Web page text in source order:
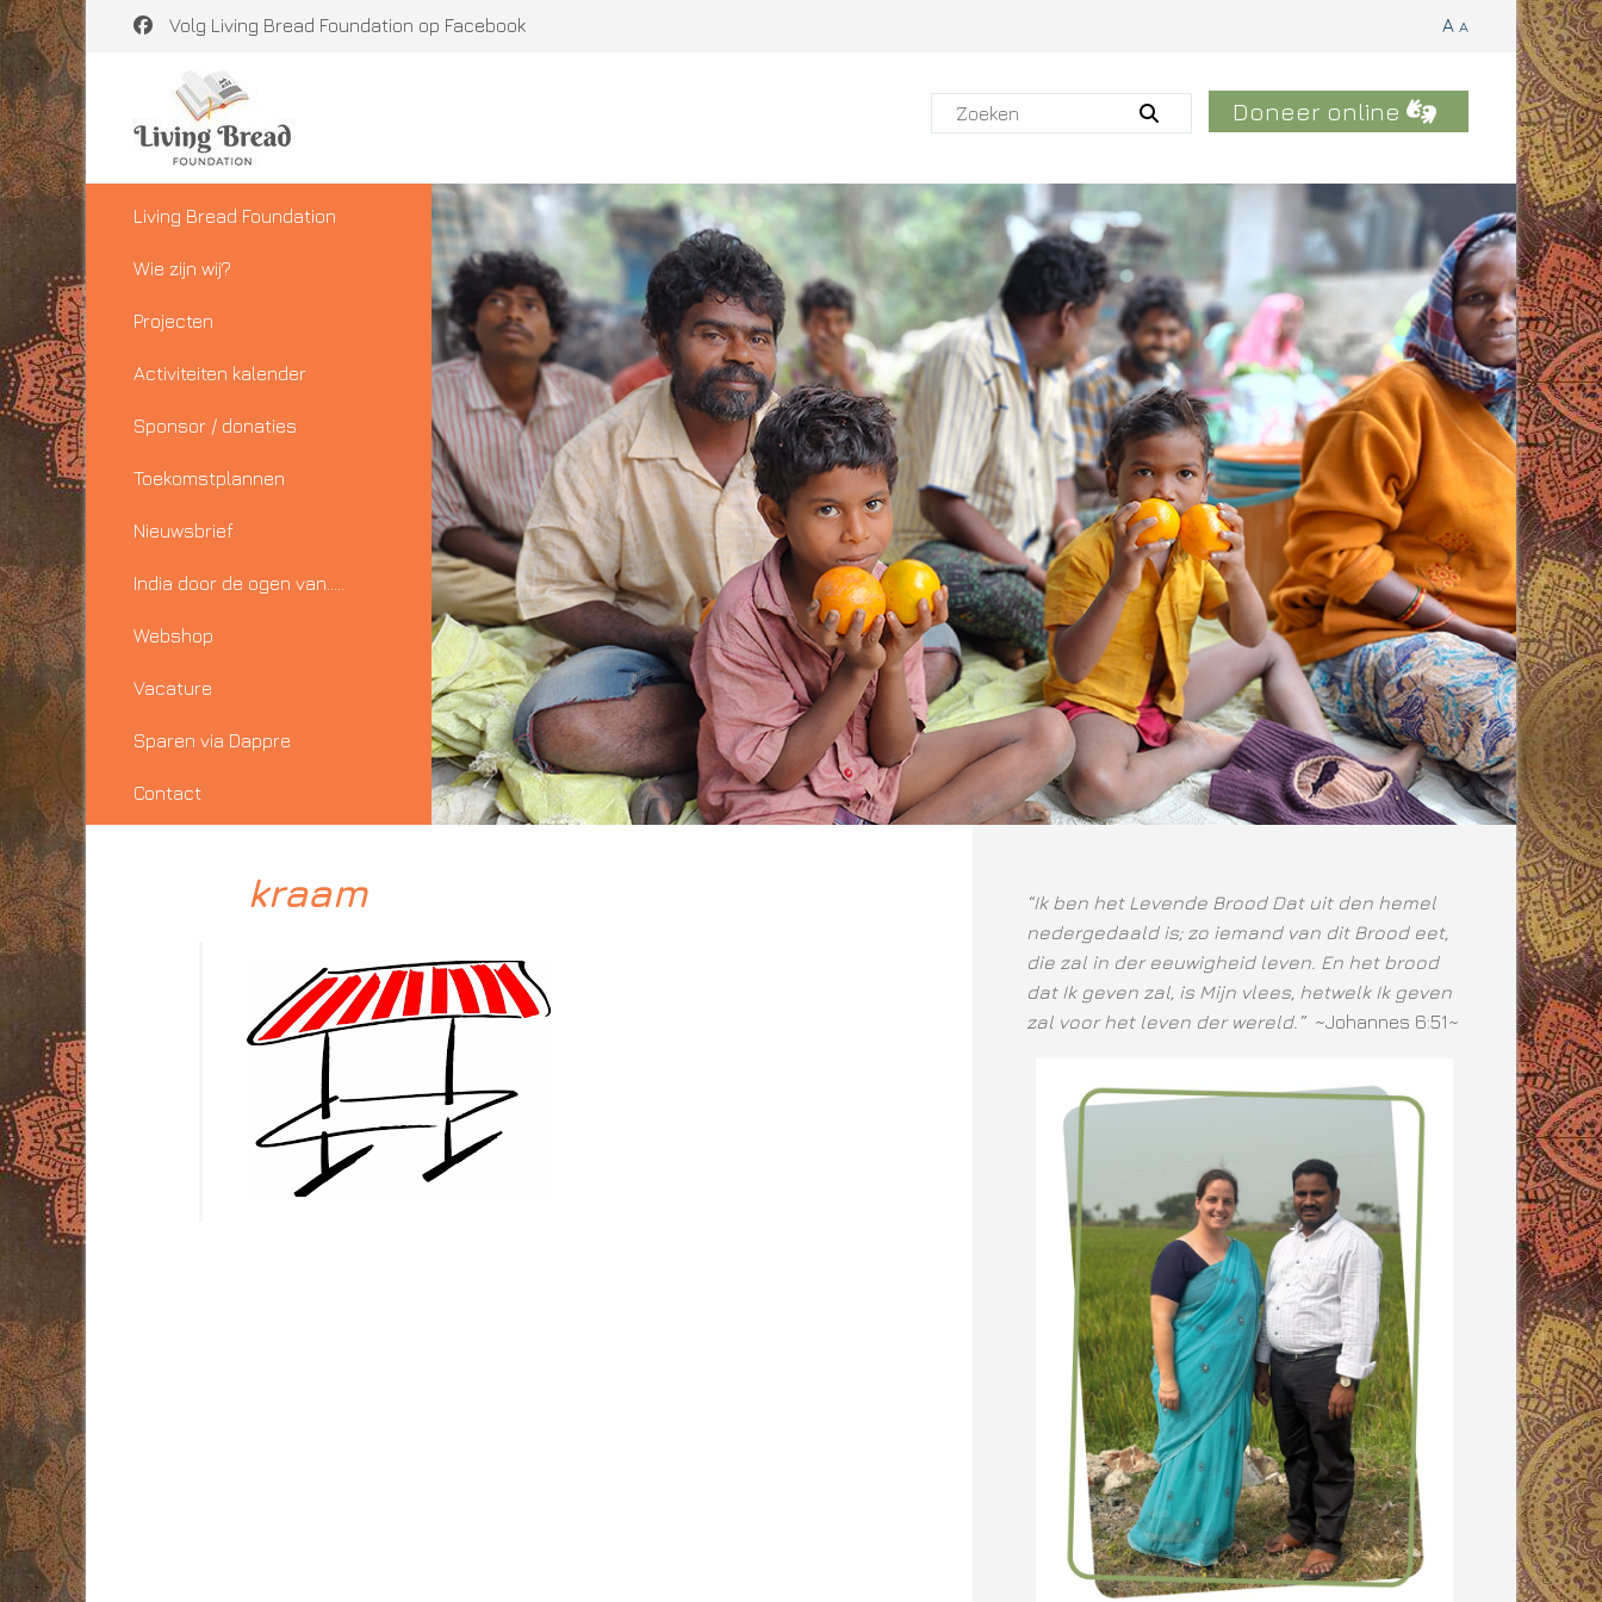
Volg Living Bread Foundation op Facebook A A
Doneer online
Living Bread Foundation
Wie zijn wij?
Projecten
Activiteiten kalender
Sponsor / donaties
Toekomstplannen
Nieuwsbrief
India door de ogen van…..
Webshop
Vacature
Sparen via Dappre
Contact
kraam
“Ik ben het Levende Brood Dat uit den hemel
nedergedaald is; zo iemand van dit Brood eet,
die zal in der eeuwigheid leven. En het brood
dat Ik geven zal, is Mijn vlees, hetwelk Ik geven
zal voor het leven der wereld.” ~Johannes 6:51~